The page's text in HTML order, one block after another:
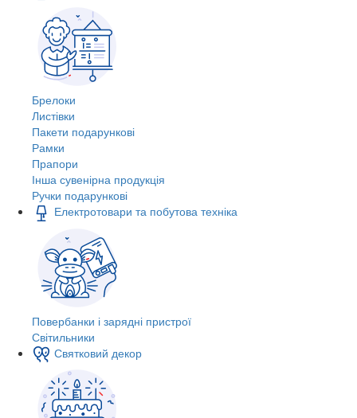
Брелоки
Листівки
Пакети подарункові
Рамки
Прапори
Інша сувенірна продукція
Ручки подарункові
Електротовари та побутова техніка
Повербанки і зарядні пристрої
Світильники
Святковий декор